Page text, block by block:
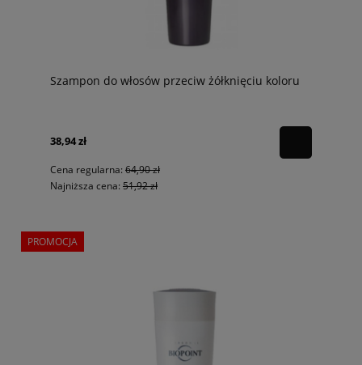
Szampon do włosów przeciw żółknięciu koloru
38,94 zł
Cena regularna: 64,90 zł
Najniższa cena: 51,92 zł
PROMOCJA